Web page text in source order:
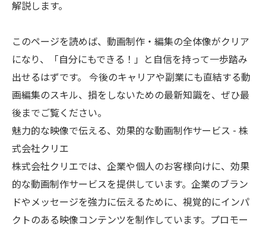
解説します。
このページを読めば、動画制作・編集の全体像がクリア
になり、「自分にもできる！」と自信を持って一歩踏み
出せるはずです。 今後のキャリアや副業にも直結する動
画編集のスキル、損をしないための最新知識を、ぜひ最
後までご覧ください。
魅力的な映像で伝える、効果的な動画制作サービス - 株
式会社クリエ
株式会社クリエでは、企業や個人のお客様向けに、効果
的な動画制作サービスを提供しています。企業のブラン
ドやメッセージを強力に伝えるために、視覚的にインパ
クトのある映像コンテンツを制作しています。プロモー